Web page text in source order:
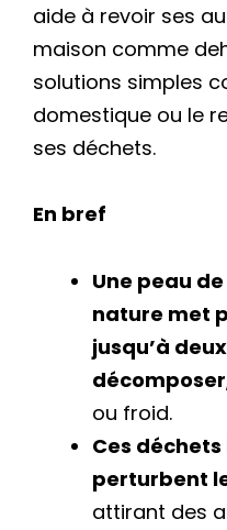
aide à revoir ses
maison comme
solutions simples
domestique ou le
ses déchets.
En bref
Une peau
nature met
jusqu’à
décomposer
ou froid.
Ces
perturbent
attirant des